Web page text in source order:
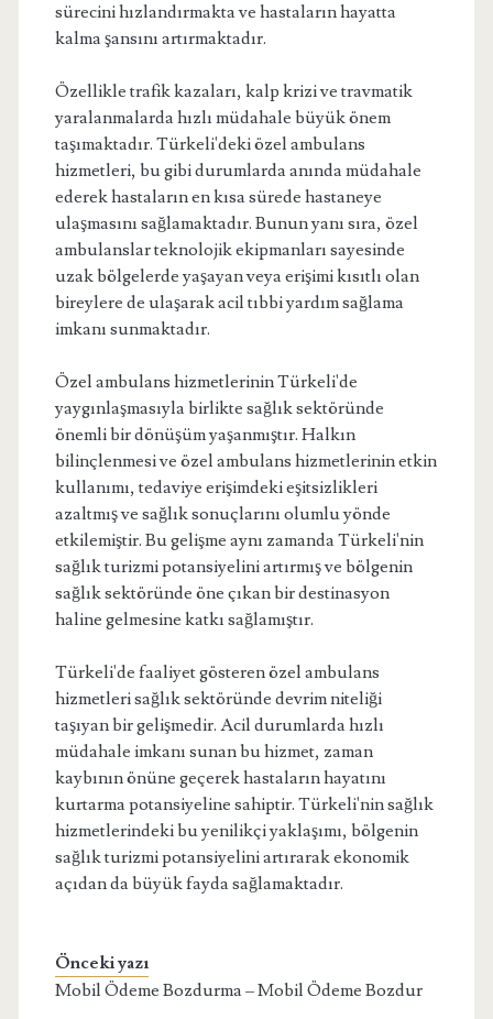
sürecini hızlandırmakta ve hastaların hayatta
kalma şansını artırmaktadır.
Özellikle trafik kazaları, kalp krizi ve travmatik
yaralanmalarda hızlı müdahale büyük önem
taşımaktadır. Türkeli'deki özel ambulans
hizmetleri, bu gibi durumlarda anında müdahale
ederek hastaların en kısa sürede hastaneye
ulaşmasını sağlamaktadır. Bunun yanı sıra, özel
ambulanslar teknolojik ekipmanları sayesinde
uzak bölgelerde yaşayan veya erişimi kısıtlı olan
bireylere de ulaşarak acil tıbbi yardım sağlama
imkanı sunmaktadır.
Özel ambulans hizmetlerinin Türkeli'de
yaygınlaşmasıyla birlikte sağlık sektöründe
önemli bir dönüşüm yaşanmıştır. Halkın
bilinçlenmesi ve özel ambulans hizmetlerinin etkin
kullanımı, tedaviye erişimdeki eşitsizlikleri
azaltmış ve sağlık sonuçlarını olumlu yönde
etkilemiştir. Bu gelişme aynı zamanda Türkeli'nin
sağlık turizmi potansiyelini artırmış ve bölgenin
sağlık sektöründe öne çıkan bir destinasyon
haline gelmesine katkı sağlamıştır.
Türkeli'de faaliyet gösteren özel ambulans
hizmetleri sağlık sektöründe devrim niteliği
taşıyan bir gelişmedir. Acil durumlarda hızlı
müdahale imkanı sunan bu hizmet, zaman
kaybının önüne geçerek hastaların hayatını
kurtarma potansiyeline sahiptir. Türkeli'nin sağlık
hizmetlerindeki bu yenilikçi yaklaşımı, bölgenin
sağlık turizmi potansiyelini artırarak ekonomik
açıdan da büyük fayda sağlamaktadır.
Önceki yazı
Mobil Ödeme Bozdurma – Mobil Ödeme Bozdur